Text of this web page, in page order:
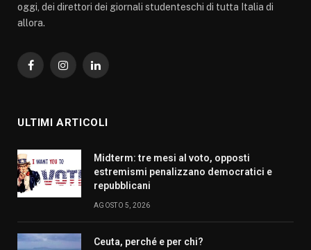
oggi, dei direttori dei giornali studenteschi di tutta Italia di
allora.
FacebookInstagramLinkedIn
ULTIMI ARTICOLI
Midterm: tre mesi al voto, opposti
estremismi penalizzano democratici e
repubblicani
AGOSTO 5, 2026
Ceuta, perché e per chi?